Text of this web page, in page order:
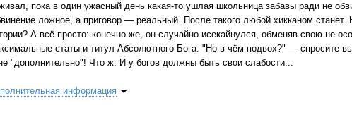
пока в один ужасный день какая-то ушлая школьница забавы ради не
ложное, а приговор — реальный. После такого любой хикканом
А всё просто: конечно же, он случайно исекайнулся, обменяв свою не
статы и титул Абсолютного Бога. "Но в чём подвох?" — спросите
"дополнительно"! Что ж. И у богов должны быть свои слабости...
информация